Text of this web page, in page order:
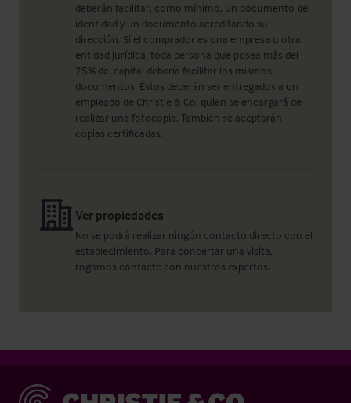
deberán facilitar, como mínimo, un documento de
identidad y un documento acreditando su
dirección. Si el comprador es una empresa u otra
entidad jurídica, toda persona que posea más del
25% del capital debería facilitar los mismos
documentos. Éstos deberán ser entregados a un
empleado de Christie & Co, quien se encargará de
realizar una fotocopia. También se aceptarán
copias certificadas.
Ver propiedades
No se podrá realizar ningún contacto directo con el
establecimiento. Para concertar una visita,
rogamos contacte con nuestros expertos.
Christie & Co